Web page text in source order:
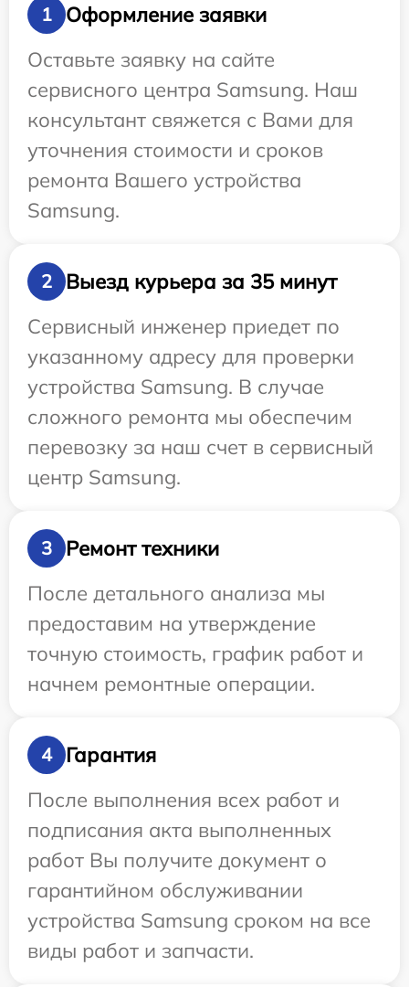
1
Оформление заявки
Оставьте заявку на сайте
сервисного центра Samsung. Наш
консультант свяжется с Вами для
уточнения стоимости и сроков
ремонта Вашего устройства
Samsung.
2
Выезд курьера за 35 минут
Сервисный инженер приедет по
указанному адресу для проверки
устройства Samsung. В случае
сложного ремонта мы обеспечим
перевозку за наш счет в сервисный
центр Samsung.
3
Ремонт техники
После детального анализа мы
предоставим на утверждение
точную стоимость, график работ и
начнем ремонтные операции.
4
Гарантия
После выполнения всех работ и
подписания акта выполненных
работ Вы получите документ о
гарантийном обслуживании
устройства Samsung сроком на все
виды работ и запчасти.